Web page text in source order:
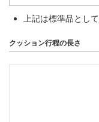
上記は標準品とし
クッション行程の長さ